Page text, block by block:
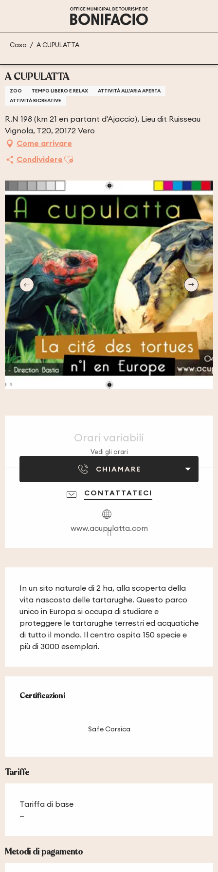
principal
Casa A CUPULATTA
A CUPULATTA
ZOO TEMPO LIBERO E RELAX
ATTIVITÀ ALL'ARIA APERTA
ATTIVITÀ RICREATIVE
R.N 198 (km 21 en partant d'Ajaccio), Lieu dit Ruisseau
Vignola, T20, 20172 Vero
Come arrivare
Condividere Ajouter aux favoris
Orari variabili
Vedi gli orari
CHIAMARE
CONTATTATECI
www.acupulatta.com
In un sito naturale di 2 ha, alla scoperta della
vita nascosta delle tartarughe. Questo parco
unico in Europa si occupa di studiare e
proteggere le tartarughe terrestri ed acquatiche
di tutto il mondo. Il centro ospita 150 specie e
più di 3000 esemplari.
Certificazioni
Certificazioni
Safe Corsica
Tariffe
Tariffa di base
—
Metodi di pagamento